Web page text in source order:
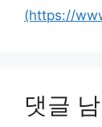
(https://
댓글